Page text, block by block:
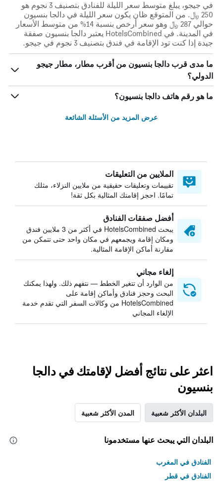
في جيجو، يبلغ متوسط ​​سعر الليلة للفنادق بتصنيف 3 نجوم هو
250 ﷼. من المتوقع ظان يكون سعر الليلة في دالجا بنسيون
حوالي 287 ﷼ وهو سعر أرخص بنسبة 14% من متوسط الأسعار
في المدينة. في HotelsCombined يعتبر دالجا بنسيون صفقة
جيدة إذا كنت تود الإقامة في فندق بتصنيف 3 نجوم في جيجو.
ما مدى قرب دالجا بنسيون من أقرب مطار، مطار جيجو
الدولي؟
ما هو رقم هاتف دالجا بنسيون؟
عرض المزيد من الأسئلة الشائعة
الملايين من التعليقات
تقييمات وتعليقات حقيقية من ملايين النزلاء، مثلك
تمامًا. احجز إقامتك المثالية بكل ثقة!
أفضل صفقات الفنادق
يبحث HotelsCombined في أكثر من 3 ملايين فندق
ومكان إقامة ويجمعهم في مكان واحد حتى تتمكن من
مقارنة أماكن الإقامة المثالية.
إلغاء مجاني
من الوارد أن تتغير الخطط — نتفهم ذلك. ولهذا يمكنك
البحث وحجز فنادق وأماكن إقامة على
HotelsCombined من وكالات السفر التي تقدم خدمة
الإلغاء المجاني
اعثر على نتائج أفضل لإقامتك في دالجا
بنسيون
البلدان الأكثر شعبية المدن الأكثر شعبية
البلدان التي يبحث عنها مستخدمونا
الفنادق في المغرب
الفنادق في قطر